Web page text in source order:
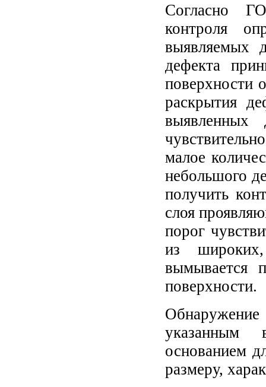
Согласно
контроля
выявляемых
дефекта
поверхности
раскрытия
выявленных
малое
небольшого
получить
слоя
порог
из
вымывается
поверхности.
Обнаружение
указанным
основанием
размеру,